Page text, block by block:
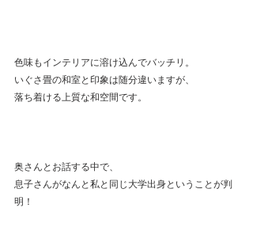
色味もインテリアに溶け込んでバッチリ。
いぐさ畳の和室と印象は随分違いますが、
落ち着ける上質な和空間です。
奥さんとお話する中で、
息子さんがなんと私と同じ大学出身ということが判
明！